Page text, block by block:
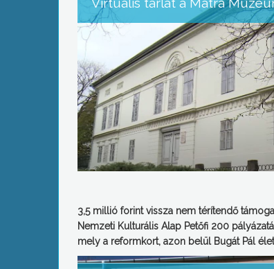
3,5 millió forint vissza nem térítendő
Nemzeti Kulturális Alap Petőfi 200
mely a reformkort, azon belül Bugát Pál